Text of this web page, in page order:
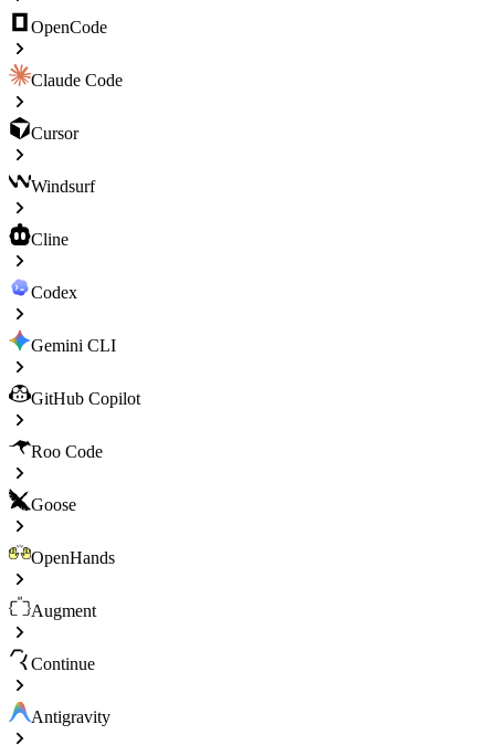
OpenCode
Claude Code
Cursor
Windsurf
Cline
Codex
Gemini CLI
GitHub Copilot
Roo Code
Goose
OpenHands
Augment
Continue
Antigravity